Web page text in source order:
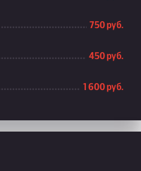
750 руб.
450 руб.
1 600 руб.